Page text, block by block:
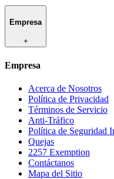
Empresa
+
Empresa
Acerca de Nosotros
Política de Privacidad
Términos de Servicio
Anti-Tráfico
Política de Seguridad
Quejas
2257 Exemption
Contáctanos
Mapa del Sitio